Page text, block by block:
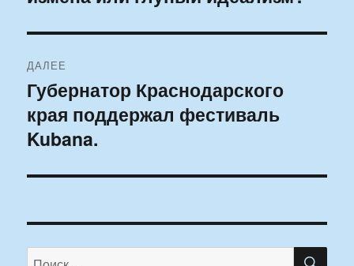
ДАЛЕЕ
Следующая
запись:
Губернатор Краснодарского
края поддержал фестиваль
Kubana.
Искать: